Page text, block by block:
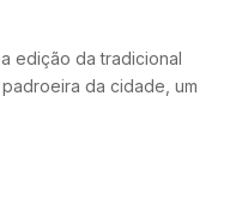
edição da tradicional
padroeira da cidade, um